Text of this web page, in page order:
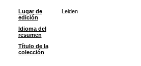
Lugar de
edición
Leiden
Idioma del
resumen
Título de la
colección